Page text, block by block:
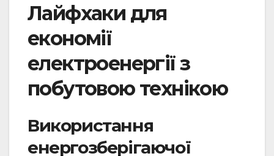
Лайфхаки для
економії
електроенергії з
побутовою технікою
Використання
енергозберігаючої